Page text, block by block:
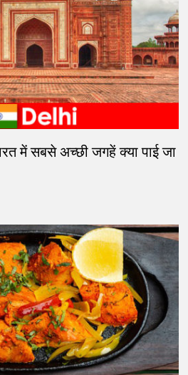
भारत में सबसे अच्छी जगहें क्या पाई जा